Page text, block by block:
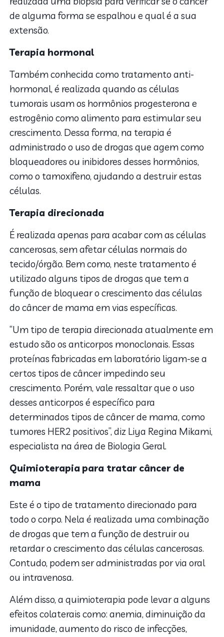
de alguma forma se espalhou e qual é a sua
extensão.
Terapia hormonal
Também conhecida como tratamento anti-
hormonal, é realizada quando as células
tumorais usam os hormônios progesterona e
estrogênio como alimento para estimular seu
crescimento. Dessa forma, na terapia é
administrado o uso de drogas que agem como
bloqueadores ou inibidores desses hormônios,
como o tamoxifeno, ajudando a destruir estas
células.
Terapia direcionada
É realizada apenas para acabar com as células
cancerosas, sem afetar células normais do
tecido/órgão. Bem como, neste tratamento é
utilizado alguns tipos de drogas que tem a
função de bloquear o crescimento das células
do câncer de mama em vias específicas.
“Um tipo de terapia direcionada atualmente em
estudo são os anticorpos monoclonais. Essas
proteínas fabricadas em laboratório ligam-se a
certos tipos de câncer impedindo seu
crescimento. Porém, vale ressaltar que o uso
desses anticorpos é específico para
determinados tipos de câncer de mama, como
tumores HER2 positivos”, diz Liya Regina Mikami,
especialista na área de Biologia Geral.
Quimioterapia para tratar câncer de
mama
Este é o tipo de tratamento direcionado para
todo o corpo. Nela é realizada uma combinação
de drogas que tem a função de destruir ou
retardar o crescimento das células cancerosas.
Contudo, podem ser administradas por via oral
ou intravenosa.
Além disso, a quimioterapia pode levar a alguns
efeitos colaterais como: anemia, diminuição da
imunidade, aumento do risco de infecções,